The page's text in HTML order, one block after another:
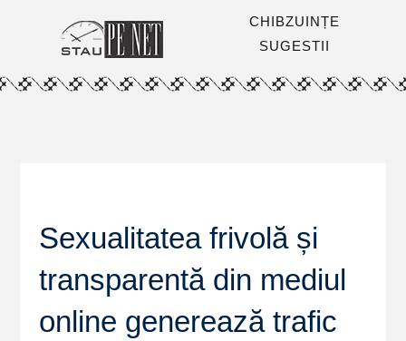
CHIBZUINȚE
SUGESTII
Sexualitatea frivolă și
transparentă din mediul
online generează trafic